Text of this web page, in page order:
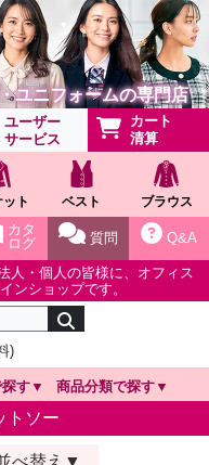
ユニフォームの専門店
ユーザー
サービス
カート
清算
ト ベスト ブラウス
Q&A
質問
カタ
ログ
人・個人の皆様に、オフィス
ンショップです。
)
す 商品分類で探す
トソー